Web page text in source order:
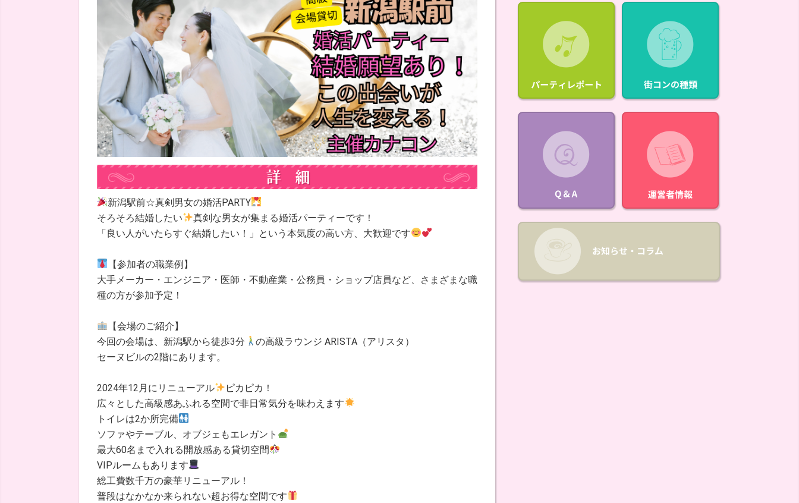
新潟駅前☆真剣男女の婚活PARTY
そろそろ結婚したい
真剣な男女が集まる婚活パーティーです！
「良い人がいたらすぐ結婚したい！」という本気度の高い方、大歓迎です
【参加者の職業例】
大手メーカー・エンジニア・医師・不動産業・公務員・ショップ店員など、さまざまな職
種の方が参加予定！
【会場のご紹介】
今回の会場は、新潟駅から徒歩3分
の高級ラウンジ ARISTA（アリスタ）
セーヌビルの2階にあります。
2024年12月にリニューアル
ピカピカ！
広々とした高級感あふれる空間で非日常気分を味わえます
トイレは2か所完備
ソファやテーブル、オブジェもエレガント
最大60名まで入れる開放感ある貸切空間
VIPルームもあります
総工費数千万の豪華リニューアル！
普段はなかなか来られない超お得な空間です